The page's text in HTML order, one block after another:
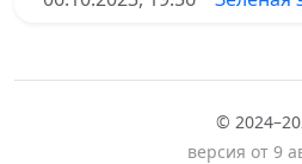
©
версия от 9